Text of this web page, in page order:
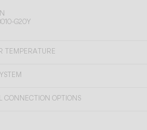
G20Y
TEMPERATURE
CONNECTION OPTIONS